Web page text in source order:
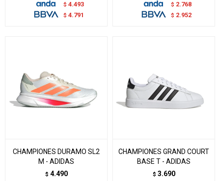
$ 4.493
$ 4.791
$ 2.768
$ 2.952
CHAMPIONES DURAMO SL2
M - ADIDAS
$ 4.490
CHAMPIONES GRAND COURT
BASE T - ADIDAS
$ 3.690